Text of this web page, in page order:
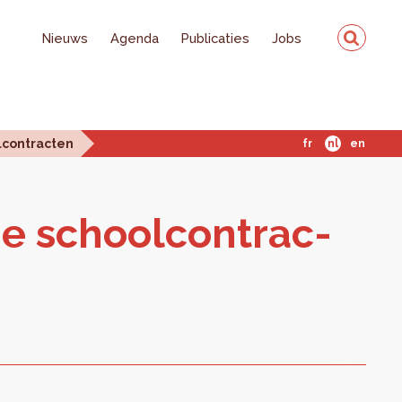
Nieuws Agenda Publicaties Jobs
fr nl en
school­con­trac­